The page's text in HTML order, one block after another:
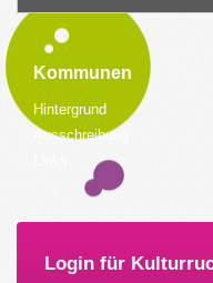
Kommunen
Hintergrund
Ausschreibung